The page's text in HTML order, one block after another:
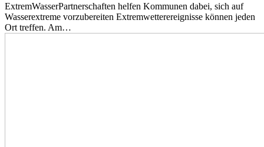
ExtremWasserPartnerschaften helfen Kommunen dabei, sich auf
Wasserextreme vorzubereiten Extremwetterereignisse können jeden
Ort treffen. Am…